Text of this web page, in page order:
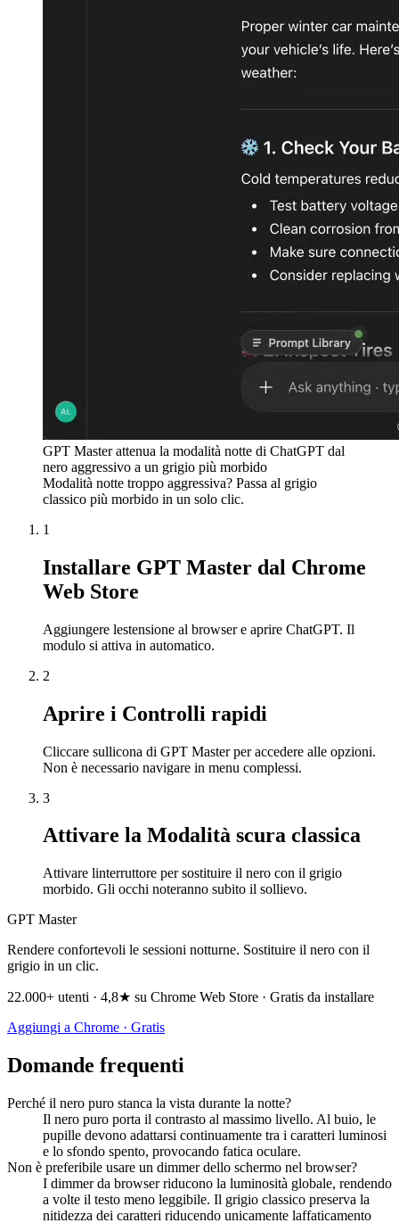
GPT Master attenua la modalità notte di ChatGPT dal
nero aggressivo a un grigio più morbido
Modalità notte troppo aggressiva? Passa al grigio
classico più morbido in un solo clic.
1
Installare GPT Master dal Chrome
Web Store
Aggiungere lestensione al browser e aprire ChatGPT. Il
modulo si attiva in automatico.
2
Aprire i Controlli rapidi
Cliccare sullicona di GPT Master per accedere alle opzioni.
Non è necessario navigare in menu complessi.
3
Attivare la Modalità scura classica
Attivare linterruttore per sostituire il nero con il grigio
morbido. Gli occhi noteranno subito il sollievo.
GPT Master
Rendere confortevoli le sessioni notturne. Sostituire il nero con il
grigio in un clic.
22.000+ utenti · 4,8★ su Chrome Web Store · Gratis da installare
Aggiungi a Chrome · Gratis
Domande frequenti
Perché il nero puro stanca la vista durante la notte?
Il nero puro porta il contrasto al massimo livello. Al buio, le
pupille devono adattarsi continuamente tra i caratteri luminosi
e lo sfondo spento, provocando fatica oculare.
Non è preferibile usare un dimmer dello schermo nel browser?
I dimmer da browser riducono la luminosità globale, rendendo
a volte il testo meno leggibile. Il grigio classico preserva la
nitidezza dei caratteri riducendo unicamente laffaticamento